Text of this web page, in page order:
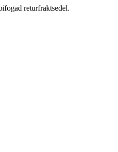
returfraktsedel.